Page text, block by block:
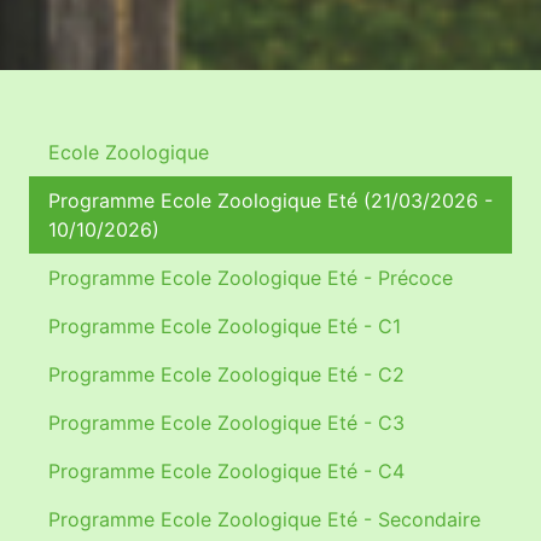
Ecole Zoologique
Programme Ecole Zoologique Eté (21/03/2026 -
10/10/2026)
Programme Ecole Zoologique Eté - Précoce
Programme Ecole Zoologique Eté - C1
Programme Ecole Zoologique Eté - C2
Programme Ecole Zoologique Eté - C3
Programme Ecole Zoologique Eté - C4
Programme Ecole Zoologique Eté - Secondaire